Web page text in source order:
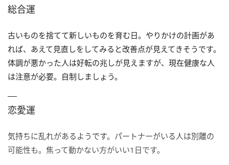
総合運
古いものを捨てて新しいものを育む日。やりかけの計画があ
れば、あえて見直しをしてみると改善点が見えてきそうです。
体調が悪かった人は好転の兆しが見えますが、現在健康な人
は注意が必要。自制しましょう。
恋愛運
気持ちに乱れがあるようです。パートナーがいる人は別離の
可能性も。焦って動かない方がいい1日です。